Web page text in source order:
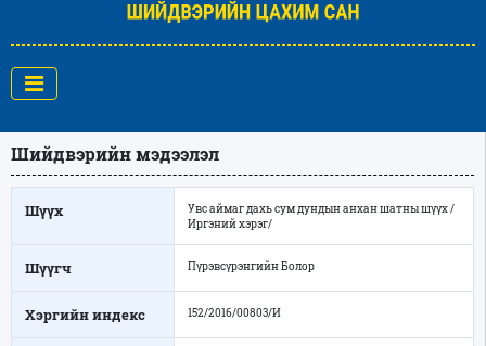
Шийдвэрийн мэдээлэл
Шүүх
Увс аймаг дахь сум дундын анхан шатны шүүх /
Иргэний хэрэг/
Шүүгч Пүрэвсүрэнгийн Болор
Хэргийн индекс 152/2016/00803/И